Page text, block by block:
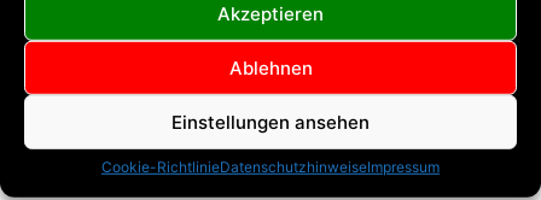
Akzeptieren
Ablehnen
Einstellungen ansehen
Cookie-RichtlinieDatenschutzhinweiseImpressum
Sozial Media
Kanäle
www.martinfuss.net